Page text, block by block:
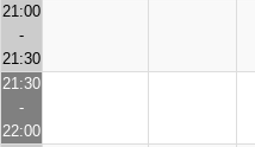
21:00
-
21:30
21:30
-
22:00